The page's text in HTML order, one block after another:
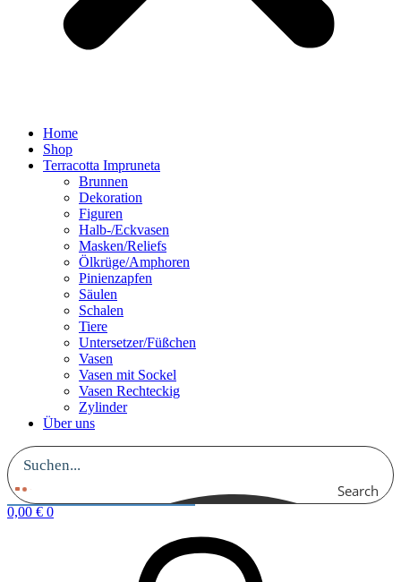
Home
Shop
Terracotta Impruneta
Brunnen
Dekoration
Figuren
Halb-/Eckvasen
Masken/Reliefs
Ölkrüge/Amphoren
Pinienzapfen
Säulen
Schalen
Tiere
Untersetzer/Füßchen
Vasen
Vasen mit Sockel
Vasen Rechteckig
Zylinder
Über uns
Search
0,00 € 0